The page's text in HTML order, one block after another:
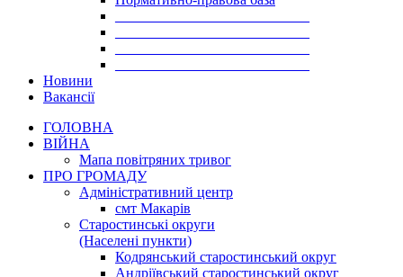
Новини
Вакансії
ГОЛОВНА
ВІЙНА
Мапа повітряних тривог
ПРО ГРОМАДУ
Aдміністративний центр
смт Макарів
Старостинські округи
(Населені пункти)
Кодрянський старостинський округ
Андріївський старостинський округ